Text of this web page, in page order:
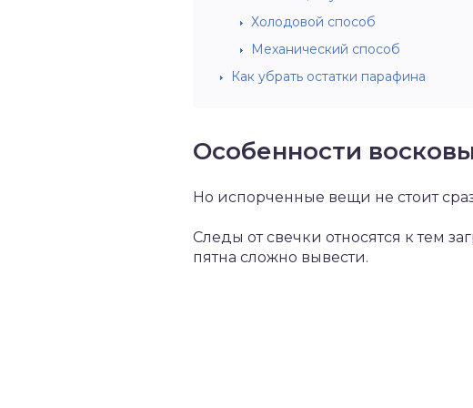
Холодовой способ
Механический способ
Как убрать остатки парафина
Особенности
Но испорченные вещи не стоит
Следы от свечки относятся к тем
пятна сложно вывести.